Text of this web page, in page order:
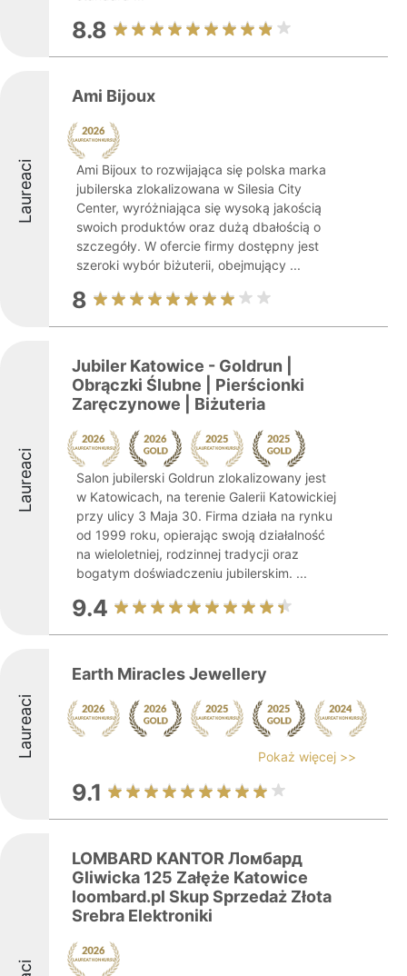
8.8
Laureaci
Ami Bijoux
Ami Bijoux to rozwijająca się polska marka
jubilerska zlokalizowana w Silesia City
Center, wyróżniająca się wysoką jakością
swoich produktów oraz dużą dbałością o
szczegóły. W ofercie firmy dostępny jest
szeroki wybór biżuterii, obejmujący ...
8
Laureaci
Jubiler Katowice - Goldrun |
Obrączki Ślubne | Pierścionki
Zaręczynowe | Biżuteria
Salon jubilerski Goldrun zlokalizowany jest
w Katowicach, na terenie Galerii Katowickiej
przy ulicy 3 Maja 30. Firma działa na rynku
od 1999 roku, opierając swoją działalność
na wieloletniej, rodzinnej tradycji oraz
bogatym doświadczeniu jubilerskim. ...
9.4
Laureaci
Earth Miracles Jewellery
Pokaż więcej >>
9.1
LOMBARD KANTOR Ломбард
Gliwicka 125 Załęże Katowice
loombard.pl Skup Sprzedaż Złota
Srebra Elektroniki